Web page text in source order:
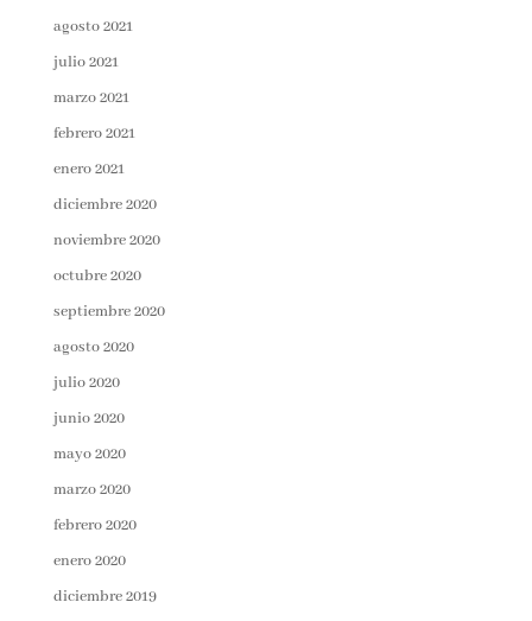
agosto 2021
julio 2021
marzo 2021
febrero 2021
enero 2021
diciembre 2020
noviembre 2020
octubre 2020
septiembre 2020
agosto 2020
julio 2020
junio 2020
mayo 2020
marzo 2020
febrero 2020
enero 2020
diciembre 2019